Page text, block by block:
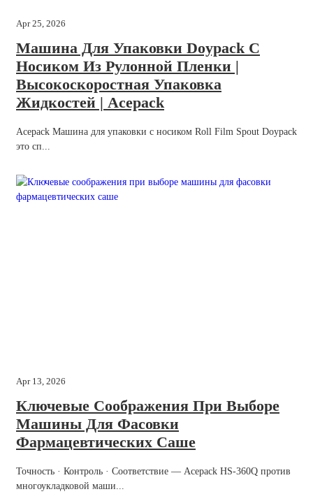
Apr 25, 2026
Машина Для Упаковки Doypack С
Носиком Из Рулонной Пленки |
Высокоскоростная Упаковка
Жидкостей | Acepack
Acepack Машина для упаковки с носиком Roll Film Spout Doypack
это сп...
Apr 13, 2026
Ключевые Соображения При Выборе
Машины Для Фасовки
Фармацевтических Саше
Точность · Контроль · Соответствие — Acepack HS-360Q против
многоукладковой маши...